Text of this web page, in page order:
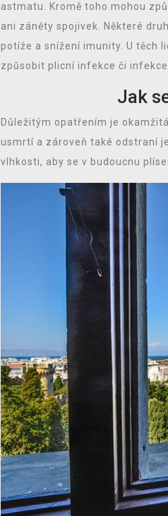
astmatu. Kromě toho mohou
ani záněty spojivek. Některé
potíže a snížení imunity. U těch
způsobit plicní infekce či infekce
Jak
Důležitým opatřením je
usmrtí a zároveň také odstraní
vlhkosti, aby se v budoucnu